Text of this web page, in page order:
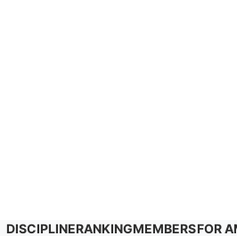
DISCIPLINERANKINGMEMBERSFOR